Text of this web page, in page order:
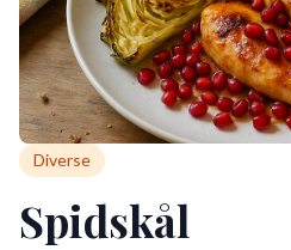
Diverse
Spidskål